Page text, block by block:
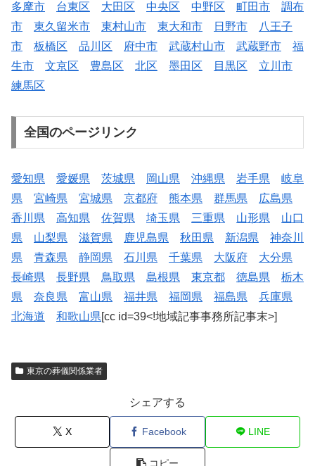
多摩市
台東区 大田区 中央区 中野区 町田市
調布
市
東久留米市 東村山市 東大和市 日野市
八王子
市
板橋区 品川区 府中市 武蔵村山市 武蔵野市
福
生市
文京区 豊島区 北区 墨田区 目黒区
立川市
練馬区
全国のページリンク
愛知県 愛媛県 茨城県 岡山県 沖縄県 岩手県
岐阜
県
宮崎県 宮城県 京都府 熊本県 群馬県
広島県
香川県
高知県 佐賀県 埼玉県 三重県 山形県
山口
県
山梨県 滋賀県 鹿児島県 秋田県 新潟県
神奈川
県
青森県 静岡県 石川県 千葉県 大阪府
大分県
長崎県
長野県 鳥取県 島根県 東京都 徳島県
栃木
県
奈良県 富山県 福井県 福岡県 福島県
兵庫県
北海道
和歌山県[cc id=39<!地域記事事務所記事末>]
東京の葬儀関係業者
シェアする
X Facebook LINE
コピー